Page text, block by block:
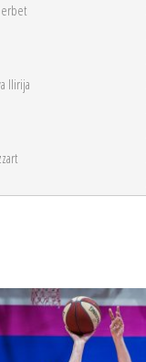
Ilirija